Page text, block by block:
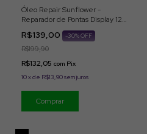
Óleo Repair Sunflower -
Reparador de Pontas Display 12
und x 7 ml MyPhios
R$139,00 -30% OFF
R$199,90
R$132,05 com Pix
10xde R$13,90sem juros